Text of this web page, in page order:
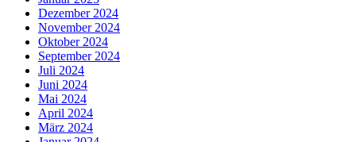
Dezember 2024
November 2024
Oktober 2024
September 2024
Juli 2024
Juni 2024
Mai 2024
April 2024
März 2024